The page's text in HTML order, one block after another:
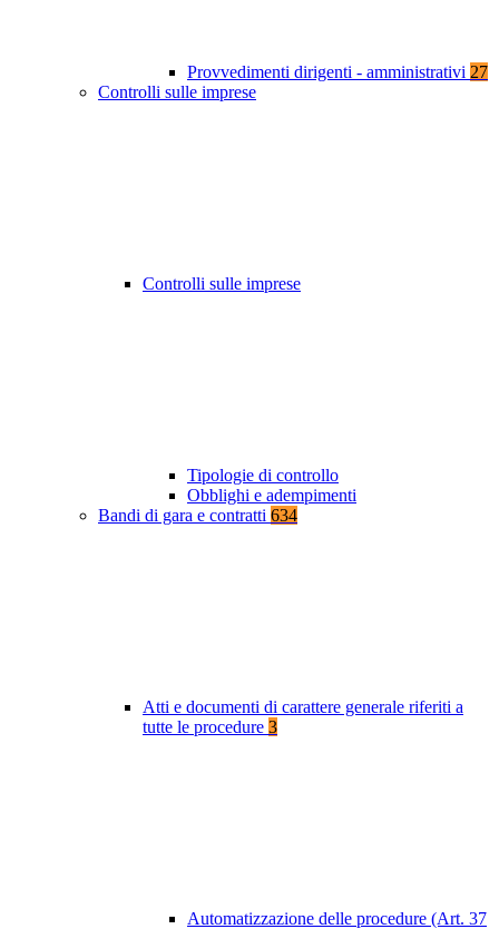
Provvedimenti dirigenti - amministrativi 27
Controlli sulle imprese
Controlli sulle imprese
Tipologie di controllo
Obblighi e adempimenti
Bandi di gara e contratti 634
Atti e documenti di carattere generale riferiti a
tutte le procedure 3
Automatizzazione delle procedure (Art. 37